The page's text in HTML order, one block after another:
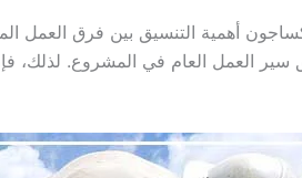
أهمية التنسيق بين فرق العمل
سير العمل العام في المشروع.